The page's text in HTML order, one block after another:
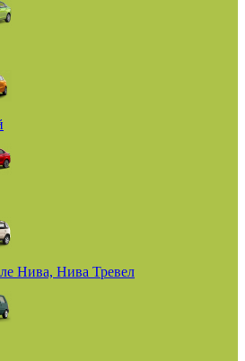
Нива, Нива Тревел